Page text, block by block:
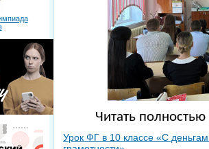
Читать полностью
Урок ФГ в 10 классе «С